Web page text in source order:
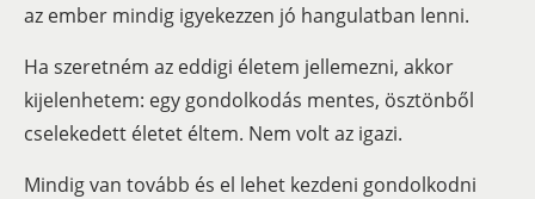
az ember mindig igyekezzen jó hangulatban lenni.
Ha szeretném az eddigi életem jellemezni, akkor
kijelenhetem: egy gondolkodás mentes, ösztönből
cselekedett életet éltem. Nem volt az igazi.
Mindig van tovább és el lehet kezdeni gondolkodni